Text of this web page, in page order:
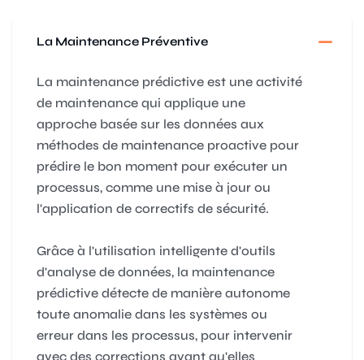
La Maintenance Préventive
La maintenance prédictive est une activité
de maintenance qui applique une
approche basée sur les données aux
méthodes de maintenance proactive pour
prédire le bon moment pour exécuter un
processus, comme une mise à jour ou
l'application de correctifs de sécurité.
Grâce à l'utilisation intelligente d'outils
d'analyse de données, la maintenance
prédictive détecte de manière autonome
toute anomalie dans les systèmes ou
erreur dans les processus, pour intervenir
avec des corrections avant qu'elles